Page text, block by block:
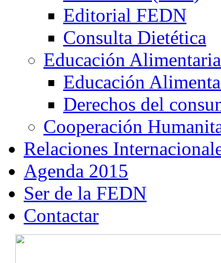
Editorial FEDN
Consulta Dietética
Educación Alimentaria
Educación
Derechos del
Cooperación
Relaciones
Agenda 2015
Ser de la FEDN
Contactar